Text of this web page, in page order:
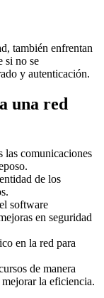
también enfrentan
si no se
y autenticación.
una red
las comunicaciones
de los
software
en seguridad
en la red para
de manera
la eficiencia.